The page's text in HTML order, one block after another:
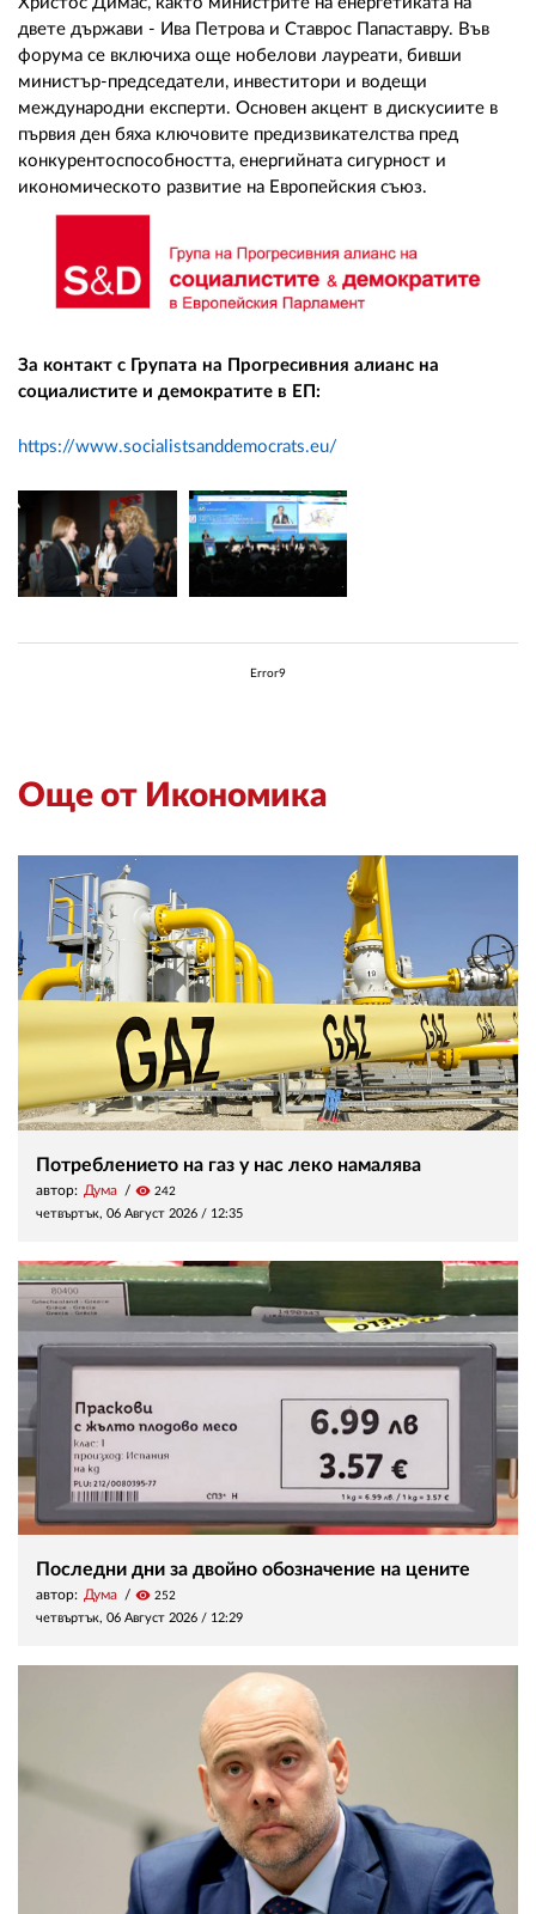
двете държави - Ива Петрова и Ставрос Папаставру. Във
форума се включиха още нобелови лауреати, бивши
министър-председатели, инвеститори и водещи
международни експерти. Основен акцент в дискусиите в
първия ден бяха ключовите предизвикателства пред
конкурентоспособността, енергийната сигурност и
икономическото развитие на Европейския съюз.
За контакт с Групата на Прогресивния алианс на
социалистите и демократите в ЕП:
https://www.socialistsanddemocrats.eu/
Error9
Още от Икономика
Потреблението на газ у нас леко намалява
автор: Дума visibility 242
четвъртък, 06 Август 2026 / 12:35
Последни дни за двойно обозначение на цените
автор: Дума visibility 252
четвъртък, 06 Август 2026 / 12:29